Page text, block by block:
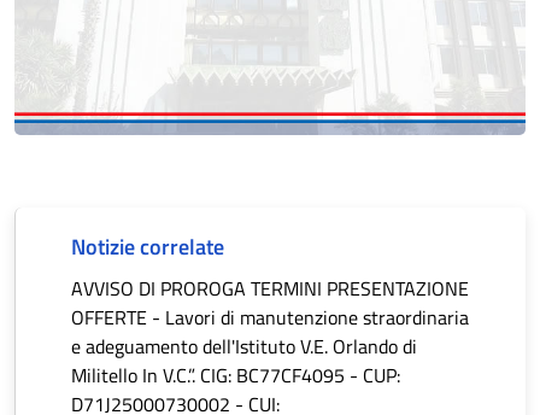
Notizie correlate
AVVISO DI PROROGA TERMINI PRESENTAZIONE
OFFERTE - Lavori di manutenzione straordinaria
e adeguamento dell'Istituto V.E. Orlando di
Militello In V.C.”. CIG: BC77CF4095 - CUP:
D71J25000730002 - CUI: